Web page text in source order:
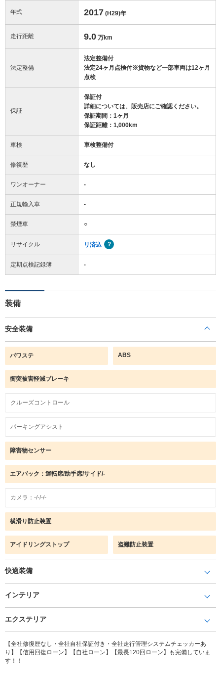
年式 2017 (H29)年
走行距離 9.0 万km
法定整備
法定整備付
法定24ヶ月点検付※貨物など一部車両は12ヶ月
点検
保証
保証付
詳細については、販売店にご確認ください。
保証期間：1ヶ月
保証距離：1,000km
車検 車検整備付
修復歴 なし
ワンオーナー -
正規輸入車 -
禁煙車 ○
リサイクル リ済込
定期点検記録簿 -
装備
安全装備
パワステ ABS
衝突被害軽減ブレーキ
クルーズコントロール
パーキングアシスト
障害物センサー
エアバック：運転席/助手席/サイド/-
カメラ：-/-/-/-
横滑り防止装置
アイドリングストップ 盗難防止装置
快適装備
インテリア
エクステリア
【全社修復歴なし・全社自社保証付き・全社走行管理システムチェッカーあ
り】【信用回復ローン】【自社ローン】【最長120回ローン】も完備していま
す！！